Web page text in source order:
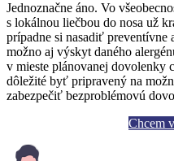
Jednoznačne áno. Vo
s lokálnou liečbou do nosa už
prípadne si nasadiť
možno aj výskyt daného
v mieste plánovanej dovolenky
dôležité byť pripravený na
zabezpečiť bezproblémovú
Chcem